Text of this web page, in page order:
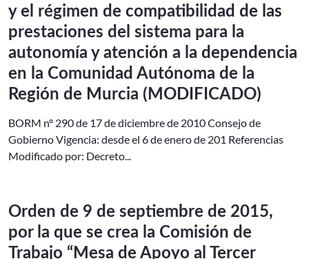
y el régimen de compatibilidad de las
prestaciones del sistema para la
autonomía y atención a la dependencia
en la Comunidad Autónoma de la
Región de Murcia (MODIFICADO)
BORM nº 290 de 17 de diciembre de 2010 Consejo de
Gobierno Vigencia: desde el 6 de enero de 201 Referencias
Modificado por: Decreto...
Orden de 9 de septiembre de 2015,
por la que se crea la Comisión de
Trabajo “Mesa de Apoyo al Tercer